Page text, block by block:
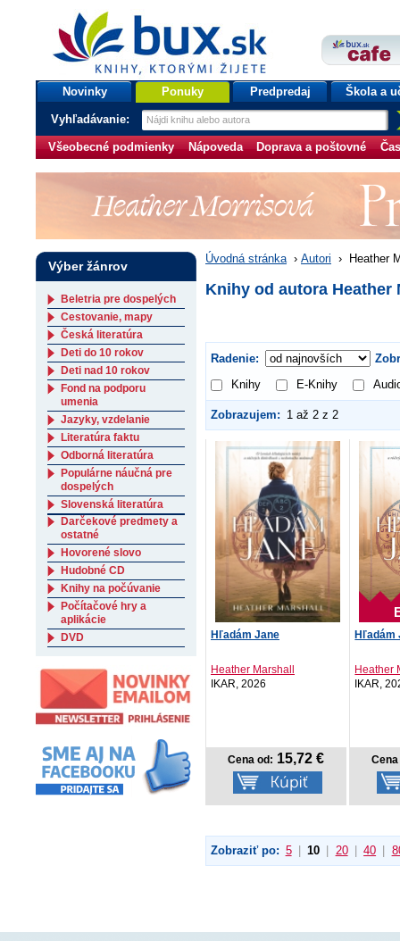
bux.sk
knihy, ktorými žijete
Úvodná stránka
Novinky Ponuky Predpredaj Škola a
Vyhľadávanie:
Všeobecné podmienky Nápoveda Doprava a poštovné
Úvodná stránka › Autori › Heather
Knihy od autora Heather
Radenie:
Knihy
E-Knihy
Zobrazujem: 1 až 2 z 2
Hľadám Jane
Heather Marshall
IKAR, 2026
Cena od: 15,72 €
Hľadám
Heather
IKAR,
Zobraziť po: 5 10 20 40
Výber žánrov
Beletria pre dospelých
Cestovanie, mapy
Česká literatúra
Deti do 10 rokov
Deti nad 10 rokov
Fond na podporu
umenia
Jazyky, vzdelanie
Literatúra faktu
Odborná literatúra
Populárne náučná pre
dospelých
Slovenská literatúra
Darčekové predmety a
ostatné
Hovorené slovo
Hudobné CD
Knihy na počúvanie
Počítačové hry a
aplikácie
DVD